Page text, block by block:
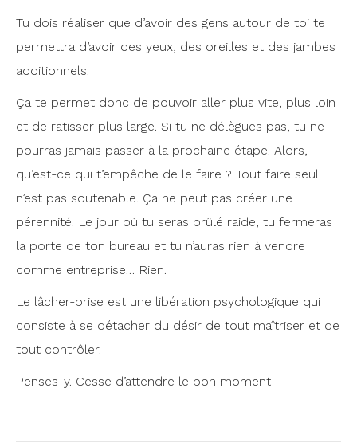
Tu dois réaliser que d’avoir des gens autour de toi te
permettra d’avoir des yeux, des oreilles et des jambes
additionnels.
Ça te permet donc de pouvoir aller plus vite, plus loin
et de ratisser plus large. Si tu ne délègues pas, tu ne
pourras jamais passer à la prochaine étape. Alors,
qu’est-ce qui t’empêche de le faire ? Tout faire seul
n’est pas soutenable. Ça ne peut pas créer une
pérennité. Le jour où tu seras brûlé raide, tu fermeras
la porte de ton bureau et tu n’auras rien à vendre
comme entreprise… Rien.
Le lâcher-prise est une libération psychologique qui
consiste à se détacher du désir de tout maîtriser et de
tout contrôler.
Penses-y. Cesse d’attendre le bon moment